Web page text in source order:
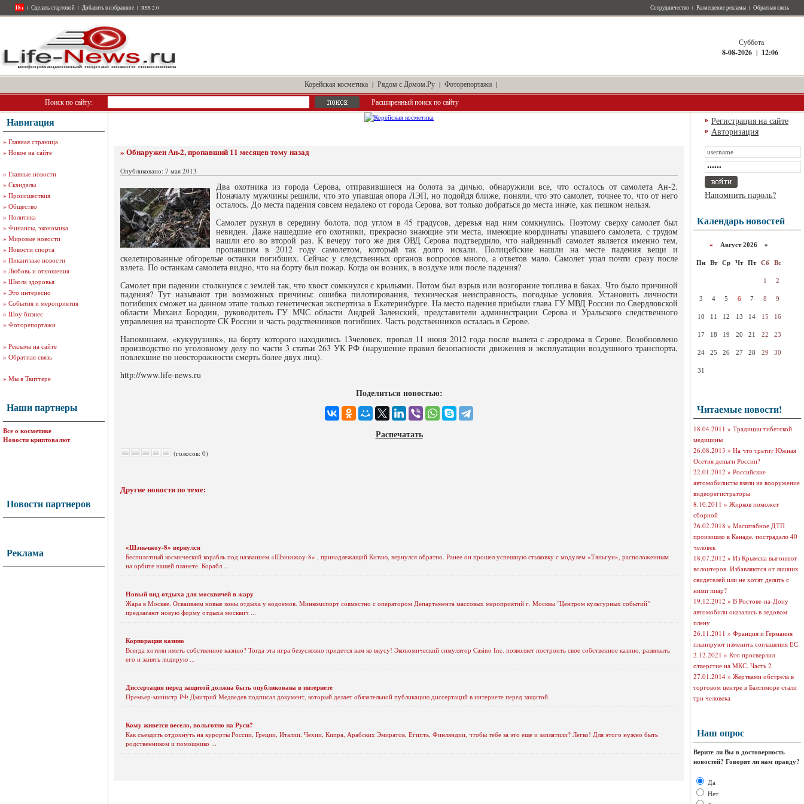
18+ | Сделать стартовой | Добавить в избранное | RSS 2.0 Сотрудничество | Размещение рекламы | Обратная связь
Суббота
8-08-2026 | 12:06
Корейская косметика | Рядом с Домом.Ру | Фоторепортажи |
Поиск по сайту:
Расширенный поиск по сайту
Навигация
» Главная страница
» Новое на сайте
» Главные новости
» Скандалы
» Происшествия
» Общество
» Политика
» Финансы, экономика
» Мировые новости
» Новости спорта
» Пикантные новости
» Любовь и отношения
» Школа здоровья
» Это интересно
» События и мероприятия
» Шоу бизнес
» Фоторепортажи
» Реклама на сайте
» Обратная связь
» Мы в Твиттере
Наши партнеры
Все о косметике
Новости криптовалют
Новости партнеров
Реклама
» Обнаружен Ан-2, пропавший 11 месяцев тому назад
Опубликовано: 7 мая 2013
Два охотника из города Серова, отправившиеся на болота за дичью, обнаружили все, что осталось от самолета Ан-2.
Поначалу мужчины решили, что это упавшая опора ЛЭП, но подойдя ближе, поняли, что это самолет, точнее то, что от него
осталось. До места падения совсем недалеко от города Серова, вот только добраться до места иначе, как пешком нельзя.
Самолет рухнул в середину болота, под углом в 45 градусов, деревья над ним сомкнулись. Поэтому сверху самолет был
невиден. Даже нашедшие его охотники, прекрасно знающие эти места, имеющие координаты упавшего самолета, с трудом
нашли его во второй раз. К вечеру того же дня ОВД Серова подтвердило, что найденный самолет является именно тем,
пропавшим в 2012 году самолетом, который так долго искали. Полицейские нашли на месте падения вещи и
скелетированные обгорелые останки погибших. Сейчас у следственных органов вопросов много, а ответов мало. Самолет упал почти сразу после
взлета. По останкам самолета видно, что на борту был пожар. Когда он возник, в воздухе или после падения?
Самолет при падении столкнулся с землей так, что хвост сомкнулся с крыльями. Потом был взрыв или возгорание топлива в баках. Что было причиной
падения? Тут называют три возможных причины: ошибка пилотирования, техническая неисправность, погодные условия. Установить личности
погибших сможет на данном этапе только генетическая экспертиза в Екатеринбурге. На место падения прибыли глава ГУ МВД России по Свердловской
области Михаил Бородин, руководитель ГУ МЧС области Андрей Заленский, представители администрации Серова и Уральского следственного
управления на транспорте СК России и часть родственников погибших. Часть родственников осталась в Серове.
Напоминаем, «кукурузник», на борту которого находились 13человек, пропал 11 июня 2012 года после вылета с аэродрома в Серове. Возобновлено
производство по уголовному делу по части 3 статьи 263 УК РФ (нарушение правил безопасности движения и эксплуатации воздушного транспорта,
повлекшие по неосторожности смерть более двух лиц).
http://www.life-news.ru
Поделиться новостью:
Распечатать
(голосов: 0)
Другие новости по теме:
«Шэньчжоу-8» вернулся
Беспилотный космический корабль под названием «Шэньчжоу-8» , принадлежащий Китаю, вернулся обратно. Ранее он прошел успешную стыковку с модулем «Тяньгун», расположенным
на орбите нашей планете. Корабл ...
Новый вид отдыха для москвичей в жару
Жара в Москве. Осваиваем новые зоны отдыха у водоемов. Минкомспорт совместно с оператором Департамента массовых мероприятий г. Москвы "Центром культурных событий"
предлагают новую форму отдыха москвич ...
Корпорация казино
Всегда хотели иметь собственное казино? Тогда эта игра безусловно придется вам ко вкусу! Экономический симулятор Casino Inc. позволяет построить свое собственное казино, развивать
его и занять лидирую ...
Диссертация перед защитой должна быть опубликована в интернете
Премьер-министр РФ Дмитрий Медведев подписал документ, который делает обязательной публикацию диссертаций в интернете перед защитой.
Кому живется весело, вольготно на Руси?
Как съездить отдохнуть на курорты России, Греции, Италии, Чехии, Кипра, Арабских Эмиратов, Египта, Финляндии, чтобы тебе за это еще и заплатили? Легко! Для этого нужно быть
родственником и помощнико ...
Регистрация на сайте
Авторизация
Напомнить пароль?
Календарь новостей
« Август 2026 »
Пн Вт Ср Чт Пт Сб Вс
1 2
3 4 5 6 7 8 9
10 11 12 13 14 15 16
17 18 19 20 21 22 23
24 25 26 27 28 29 30
31
Читаемые новости!
18.04.2011 » Традиции тибетской
медицины
26.08.2013 » На что тратит Южная
Осетия деньги России?
22.01.2012 » Российские
автомобилисты взяли на вооружение
видеорегистраторы
8.10.2011 » Жирков поможет
сборной
26.02.2018 » Масштабное ДТП
произошло в Канаде, пострадало 40
человек
18.07.2012 » Из Крымска выгоняют
волонтеров. Избавляются от лишних
свидетелей или не хотят делить с
ними пиар?
19.12.2012 » В Ростове-на-Дону
автомобили оказались в ледовом
плену
26.11.2011 » Франция и Германия
планируют изменить соглашения ЕС
2.12.2021 » Кто просверлил
отверстие на МКС. Часть 2
27.01.2014 » Жертвами обстрела в
торговом центре в Балтиморе стали
три человека
Наш опрос
Верите ли Вы в достоверность
новостей? Говорят ли нам правду?
Да
Нет